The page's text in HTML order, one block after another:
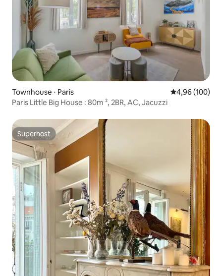
Townhouse ⋅ Paris 4,96 de uma
4,96 (100)
Paris Little Big House : 80m ², 2BR, AC, Jacuzzi
Superhost
Superhost